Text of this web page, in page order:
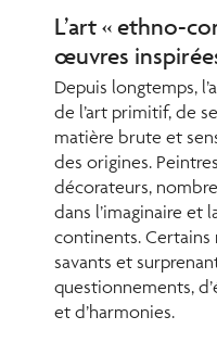
L’art « ethno-
œuvres
Depuis longtemps,
de l’art primitif, de
matière brute et
des origines.
décorateurs,
dans l’imaginaire et
continents.
savants et
questionnements,
et d’harmonies.